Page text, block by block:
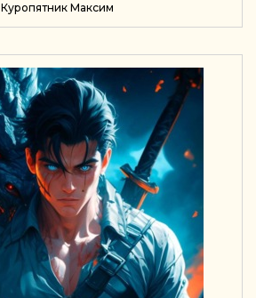
Куропятник Максим